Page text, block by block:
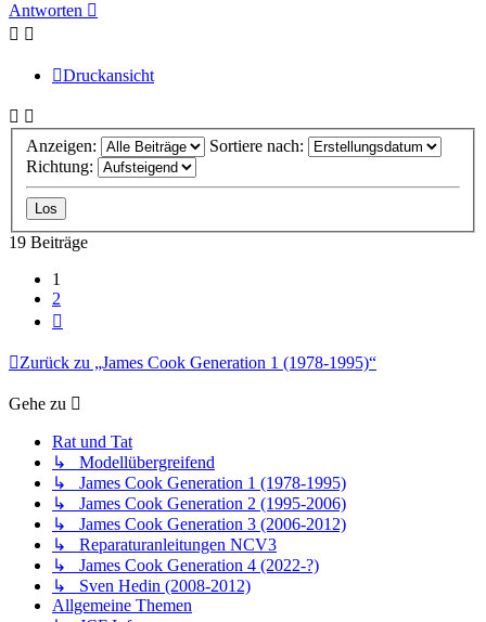
Antworten
Druckansicht
Anzeigen:
Sortiere nach:
Richtung:
19 Beiträge
1
2
Zurück zu „James Cook Generation 1 (1978-1995)“
Gehe zu
Rat und Tat
↳ Modellübergreifend
↳ James Cook Generation 1 (1978-1995)
↳ James Cook Generation 2 (1995-2006)
↳ James Cook Generation 3 (2006-2012)
↳ Reparaturanleitungen NCV3
↳ James Cook Generation 4 (2022-?)
↳ Sven Hedin (2008-2012)
Allgemeine Themen